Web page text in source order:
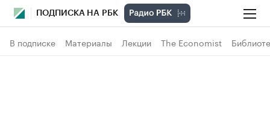
ПОДПИСКА НА РБК
В подписке Материалы Лекции The Economist